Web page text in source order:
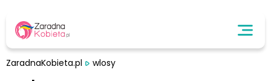
ZaradnaKobieta.pl wlosy